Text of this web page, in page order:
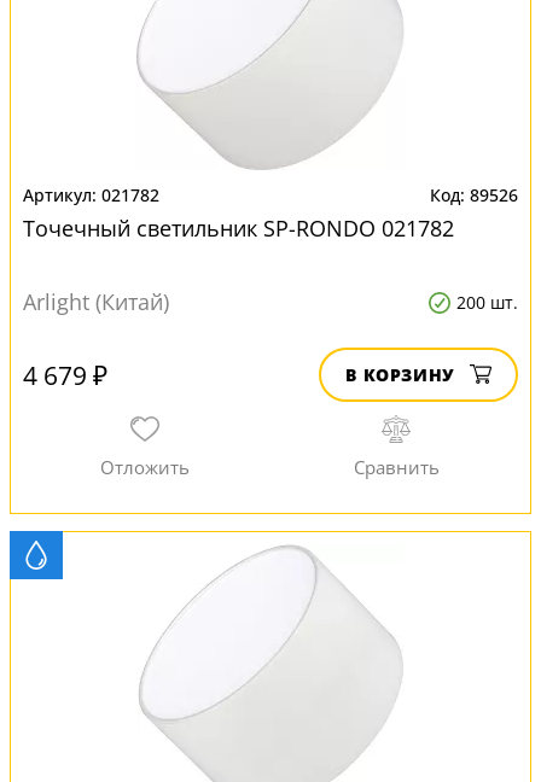
021782 89526
Точечный светильник SP-RONDO 021782
Arlight (Китай) 200 шт.
4 679 ₽ В КОРЗИНУ